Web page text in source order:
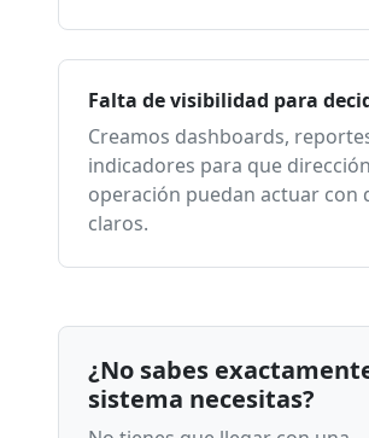
Falta de visibilidad para
Creamos dashboards,
indicadores para que
operación puedan actuar con
claros.
¿No sabes
sistema necesitas?